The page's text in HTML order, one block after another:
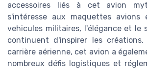
accessoires liés à cet avion
s'intéresse aux maquettes
vehicules militaires, l'élégance et le
continuent d'inspirer les
carrière aérienne, cet avion a
nombreux défis logistiques et